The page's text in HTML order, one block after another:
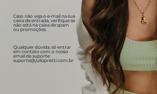
Caso não veja o e-mail na sua
caixa de entrada, verifique se
não está na caixa de spam
ou promoções.
Qualquer dúvida, só entrar
em contato com o nosso
email de suporte:
suporte@juliapretti.com.br